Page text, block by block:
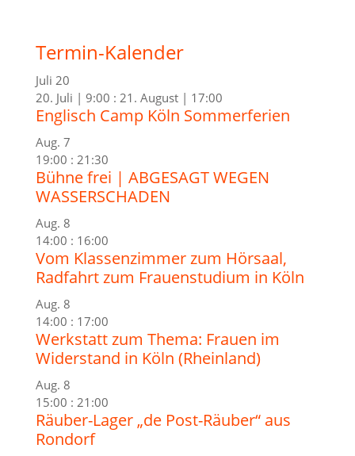
Termin-Kalender
Juli 20
20. Juli | 9:00 : 21. August | 17:00
Englisch Camp Köln Sommerferien
Aug. 7
19:00 : 21:30
Bühne frei | ABGESAGT WEGEN
WASSERSCHADEN
Aug. 8
14:00 : 16:00
Vom Klassenzimmer zum Hörsaal,
Radfahrt zum Frauenstudium in Köln
Aug. 8
14:00 : 17:00
Werkstatt zum Thema: Frauen im
Widerstand in Köln (Rheinland)
Aug. 8
15:00 : 21:00
Räuber-Lager „de Post-Räuber“ aus
Rondorf